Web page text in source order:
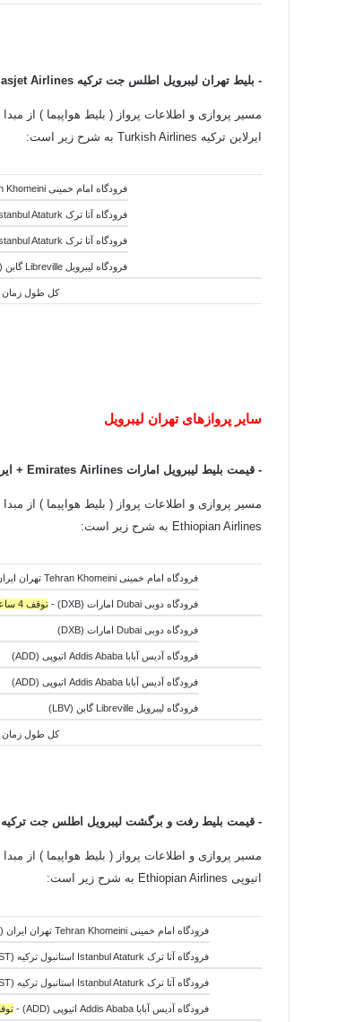
- بلیط تهران لیبرویل اطلس جت ترکیهAirlines +
ایرلاین ترکیه Turkish Airlines به شرح زیر است:
فرودگاه امام خمینی Tehran Khomeini تهران ایران (IKA)
فرودگاه آتا ترک Istanbul Ataturk استانبول ترکیه (IST) -
فرودگاه آتا ترک Istanbul Ataturk استانبول ترکیه (IST)
فرودگاه لیبرویل Libreville گابن (LBV)
کل طول زمان پرواز در هوا:13 ساعت و 40 دقیقه - کل طول زمان جابجایی
سایر پروازهای تهران لیبرویل
- قیمت بلیط لیبرویل اماراتEmirates Airlines
+
مسیر پروازی و اطلاعات پرواز ( بلیط هواپیما ) از
Ethiopian Airlines به شرح زیر است:
فرودگاه امام خمینی Tehran Khomeini تهران ایران (IKA)
فرودگاه دوبی Dubai امارات (DXB) -
توقف 4 ساعته
فرودگاه دوبی Dubai امارات (DXB)
فرودگاه آدیس آبابا Addis Ababa اتیوپی (ADD)
فرودگاه آدیس آبابا Addis Ababa اتیوپی (ADD)
فرودگاه لیبرویل Libreville گابن (LBV)
کل طول زمان پرواز در هوا:11 ساعت و 25 دقیقه - کل طول زمان جابجایی
- قیمت بلیط رفت و برگشت لیبرویل اطلس جت
مسیر پروازی و اطلاعات پرواز ( بلیط هواپیما ) از
اتیوپی Ethiopian Airlines به شرح زیر است:
فرودگاه امام خمینی Tehran Khomeini تهران ایران (IKA)
فرودگاه آتا ترک Istanbul Ataturk استانبول ترکیه (IST) -
فرودگاه آتا ترک Istanbul Ataturk استانبول ترکیه (IST)
فرودگاه آدیس آبابا Addis Ababa اتیوپی (ADD) -
توقف